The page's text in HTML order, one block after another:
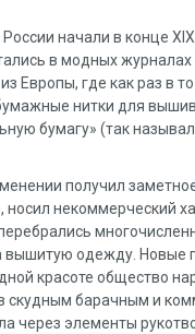
начали в конце
в модных
Европы, где как раз в
нитки для
бумагу» (так
получил
некоммерческий
вышитую одежду. Новые
красоте общество
скудным барачным и
через элементы